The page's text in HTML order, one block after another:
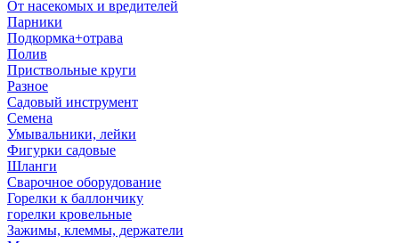
От насекомых и вредителей
Парники
Подкормка+отрава
Полив
Приствольные круги
Разное
Садовый инструмент
Семена
Умывальники, лейки
Фигурки садовые
Шланги
Сварочное оборудование
Горелки к баллончику
горелки кровельные
Зажимы, клеммы, держатели